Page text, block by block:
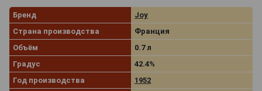
Бренд
Joy
Страна производства
Франция
Объём
0.7 л
Градус
42.4%
Год производства
1952